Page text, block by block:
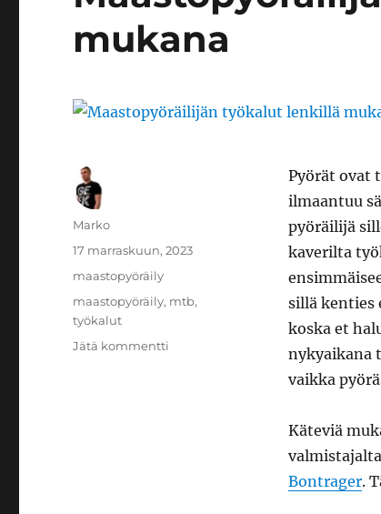
mukana
Pyörät ovat
ilmaantuu
pyöräilijä
kaverilta
sillä kenties
koska et
nykyaikana
vaikka
Käteviä
Bontrager.
Kirjoittaja
Marko
Julkaistu
17 marraskuun, 2023
Kategoriat
maastopyöräily
Avainsanat
maastopyöräily, mtb,
työkalut
Jätä kommentti